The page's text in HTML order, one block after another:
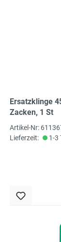
Ersatzklinge
Zacken, 1 St
Artikel-Nr:
Lieferzeit:
1-3